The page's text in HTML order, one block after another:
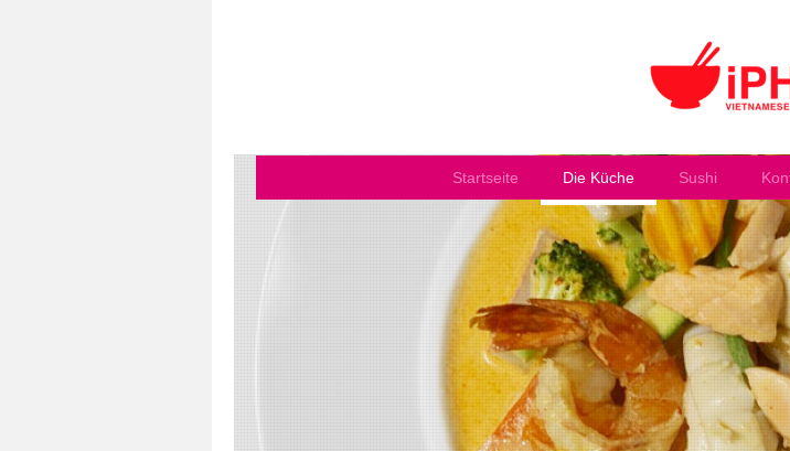
Startseite Die Küche Sushi